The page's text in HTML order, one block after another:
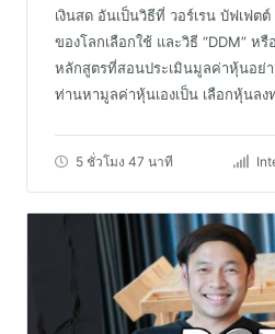
เงินสด อันเป็นวิธีที่ วอร์เรน บัฟเฟต
ของโลกเลือกใช้ และวิธี “DDM” ห
หลักสูตรที่สอนประเมินมูลค่าหุ้นอย่า
ท่านหามูลค่าหุ้นเองเป็น เลือกหุ้นลง
5 ชั่วโมง 47 นาที